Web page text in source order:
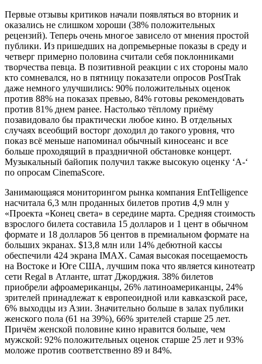
Первые отзывы критиков начали появляться во вторник и
оказались не слишком хороши (38% положительных
рецензий). Теперь очень многое зависело от мнения простой
публики. Из пришедших на допремьерные показы в среду и
четверг примерно половина считали себя поклонниками
творчества певца. В позитивной реакции с их стороны мало
кто сомневался, но в пятницу показатели опросов PostTrak
даже немного улучшились: 90% положительных оценок
против 88% на показах превью, 84% готовы рекомендовать
против 81% днем ранее. Настолько тёплому приёму
позавидовало бы практически любое кино. В отдельных
случаях всеобщий восторг доходил до такого уровня, что
показ всё меньше напоминал обычный киносеанс и все
больше проходящий в праздничной обстановке концерт.
Музыкальный байопик получил также высокую оценку ‘A-‘
по опросам CinemaScore.
Занимающаяся мониторингом рынка компания EntTelligence
насчитала 6,3 млн проданных билетов против 4,9 млн у
«Проекта «Конец света» в середине марта. Средняя стоимость
взрослого билета составила 15 долларов и 1 цент в обычном
формате и 18 долларов 56 центов в премиальном формате на
больших экранах. $13,8 млн или 14% дебютной кассы
обеспечили 424 экрана IMAX. Самая высокая посещаемость
на Востоке и Юге США, лучшим пока что является кинотеатр
сети Regal в Атланте, штат Джорджия. 38% билетов
приобрели афроамериканцы, 26% латиноамериканцы, 24%
зрителей принадлежат к европеоидной или кавказской расе,
6% выходцы из Азии. Значительно больше в залах публики
женского пола (61 на 39%), 66% зрителей старше 25 лет.
Причём женской половине кино нравится больше, чем
мужской: 92% положительных оценок старше 25 лет и 93%
моложе против соответственно 89 и 84%.